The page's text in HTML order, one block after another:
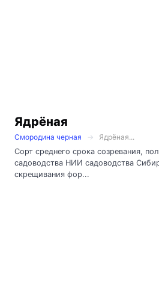
Ядрёная
Смородина черная
Ядрёная...
Сорт среднего срока созревания,
садоводства НИИ садоводства
скрещивания фор...